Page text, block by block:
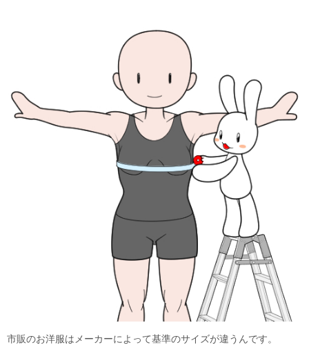
市販のお洋服はメーカーによって基準のサイズが違うんです。